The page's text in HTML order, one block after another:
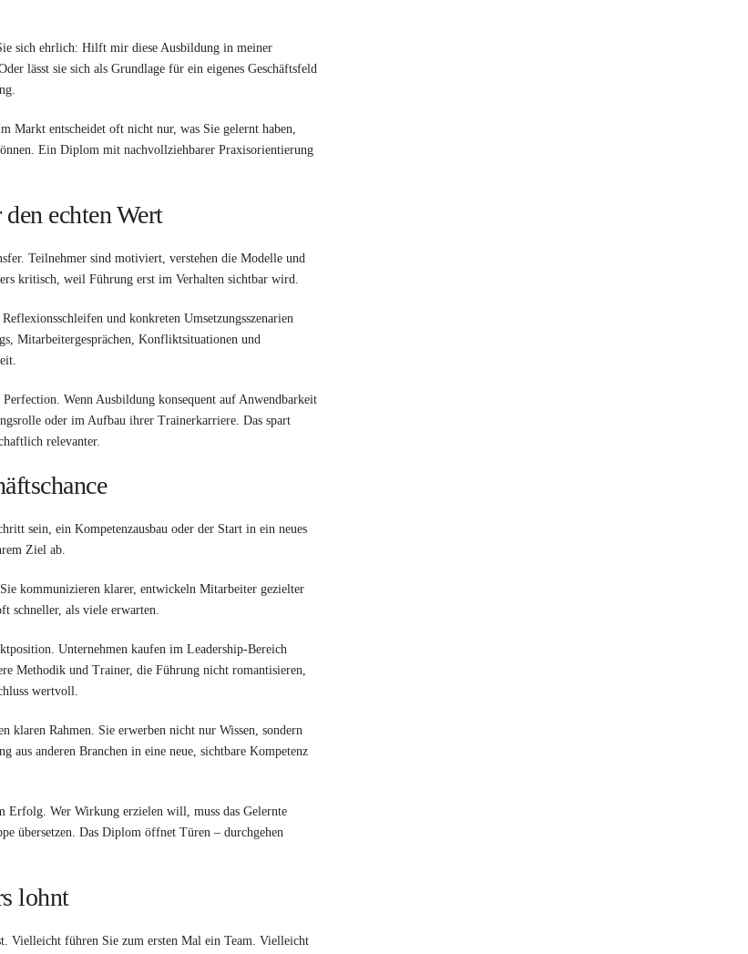
sich ehrlich: Hilft mir diese Ausbildung in meiner
lässt sie sich als Grundlage für ein eigenes Geschäftsfeld
Markt entscheidet oft nicht nur, was Sie gelernt haben,
Ein Diplom mit nachvollziehbarer Praxisorientierung
echten Wert
Teilnehmer sind motiviert, verstehen die Modelle und
kritisch, weil Führung erst im Verhalten sichtbar wird.
und konkreten Umsetzungsszenarien
Mitarbeitergesprächen, Konfliktsituationen und
Wenn Ausbildung konsequent auf Anwendbarkeit
oder im Aufbau ihrer Trainerkarriere. Das spart
relevanter.
sein, ein Kompetenzausbau oder der Start in ein neues
Ziel ab.
kommunizieren klarer, entwickeln Mitarbeiter gezielter
schneller, als viele erwarten.
Unternehmen kaufen im Leadership-Bereich
Methodik und Trainer, die Führung nicht romantisieren,
wertvoll.
klaren Rahmen. Sie erwerben nicht nur Wissen, sondern
anderen Branchen in eine neue, sichtbare Kompetenz
Erfolg. Wer Wirkung erzielen will, muss das Gelernte
übersetzen. Das Diplom öffnet Türen – durchgehen
lohnt
Vielleicht führen Sie zum ersten Mal ein Team. Vielleicht